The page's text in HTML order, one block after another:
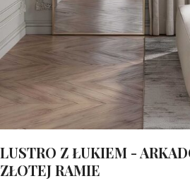
LUSTRO Z ŁUKIEM -
ZŁOTEJ RAMIE